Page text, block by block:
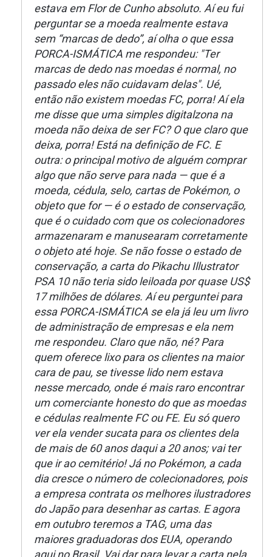
estava em Flor de Cunho absoluto. Aí eu fui
perguntar se a moeda realmente estava
sem “marcas de dedo”, aí olha o que essa
PORCA-ISMÁTICA me respondeu: "Ter
marcas de dedo nas moedas é normal, no
passado eles não cuidavam delas". Ué,
então não existem moedas FC, porra! Aí ela
me disse que uma simples digitalzona na
moeda não deixa de ser FC? O que claro que
deixa, porra! Está na definição de FC. E
outra: o principal motivo de alguém comprar
algo que não serve para nada — que é a
moeda, cédula, selo, cartas de Pokémon, o
objeto que for — é o estado de conservação,
que é o cuidado com que os colecionadores
armazenaram e manusearam corretamente
o objeto até hoje. Se não fosse o estado de
conservação, a carta do Pikachu Illustrator
PSA 10 não teria sido leiloada por quase US$
17 milhões de dólares. Aí eu perguntei para
essa PORCA-ISMÁTICA se ela já leu um livro
de administração de empresas e ela nem
me respondeu. Claro que não, né? Para
quem oferece lixo para os clientes na maior
cara de pau, se tivesse lido nem estava
nesse mercado, onde é mais raro encontrar
um comerciante honesto do que as moedas
e cédulas realmente FC ou FE. Eu só quero
ver ela vender sucata para os clientes dela
de mais de 60 anos daqui a 20 anos; vai ter
que ir ao cemitério! Já no Pokémon, a cada
dia cresce o número de colecionadores, pois
a empresa contrata os melhores ilustradores
do Japão para desenhar as cartas. E agora
em outubro teremos a TAG, uma das
maiores graduadoras dos EUA, operando
aqui no Brasil. Vai dar para levar a carta nela